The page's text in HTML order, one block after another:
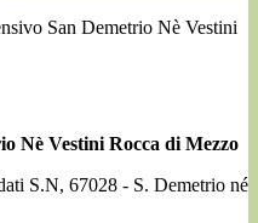
San Demetrio Nè Vestini
Nè Vestini Rocca di Mezzo
S.N, 67028 - S. Demetrio né